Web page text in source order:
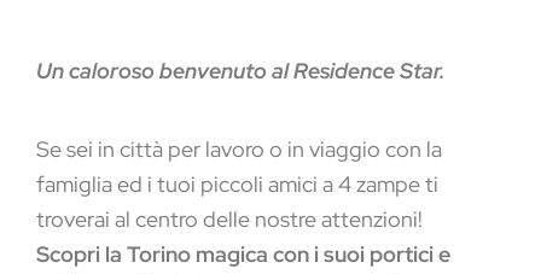
Un caloroso benvenuto al Residence Star.
Se sei in città per lavoro o in viaggio con la
famiglia ed i tuoi piccoli amici a 4 zampe ti
troverai al centro delle nostre attenzioni!
Scopri la Torino magica con i suoi portici e